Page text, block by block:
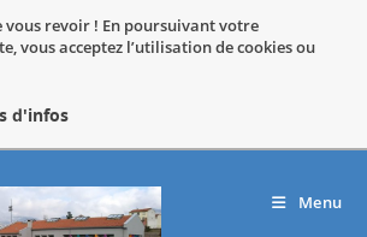
vous revoir ! En poursuivant votre
vous acceptez l’utilisation de cookies ou
d'infos
Menu